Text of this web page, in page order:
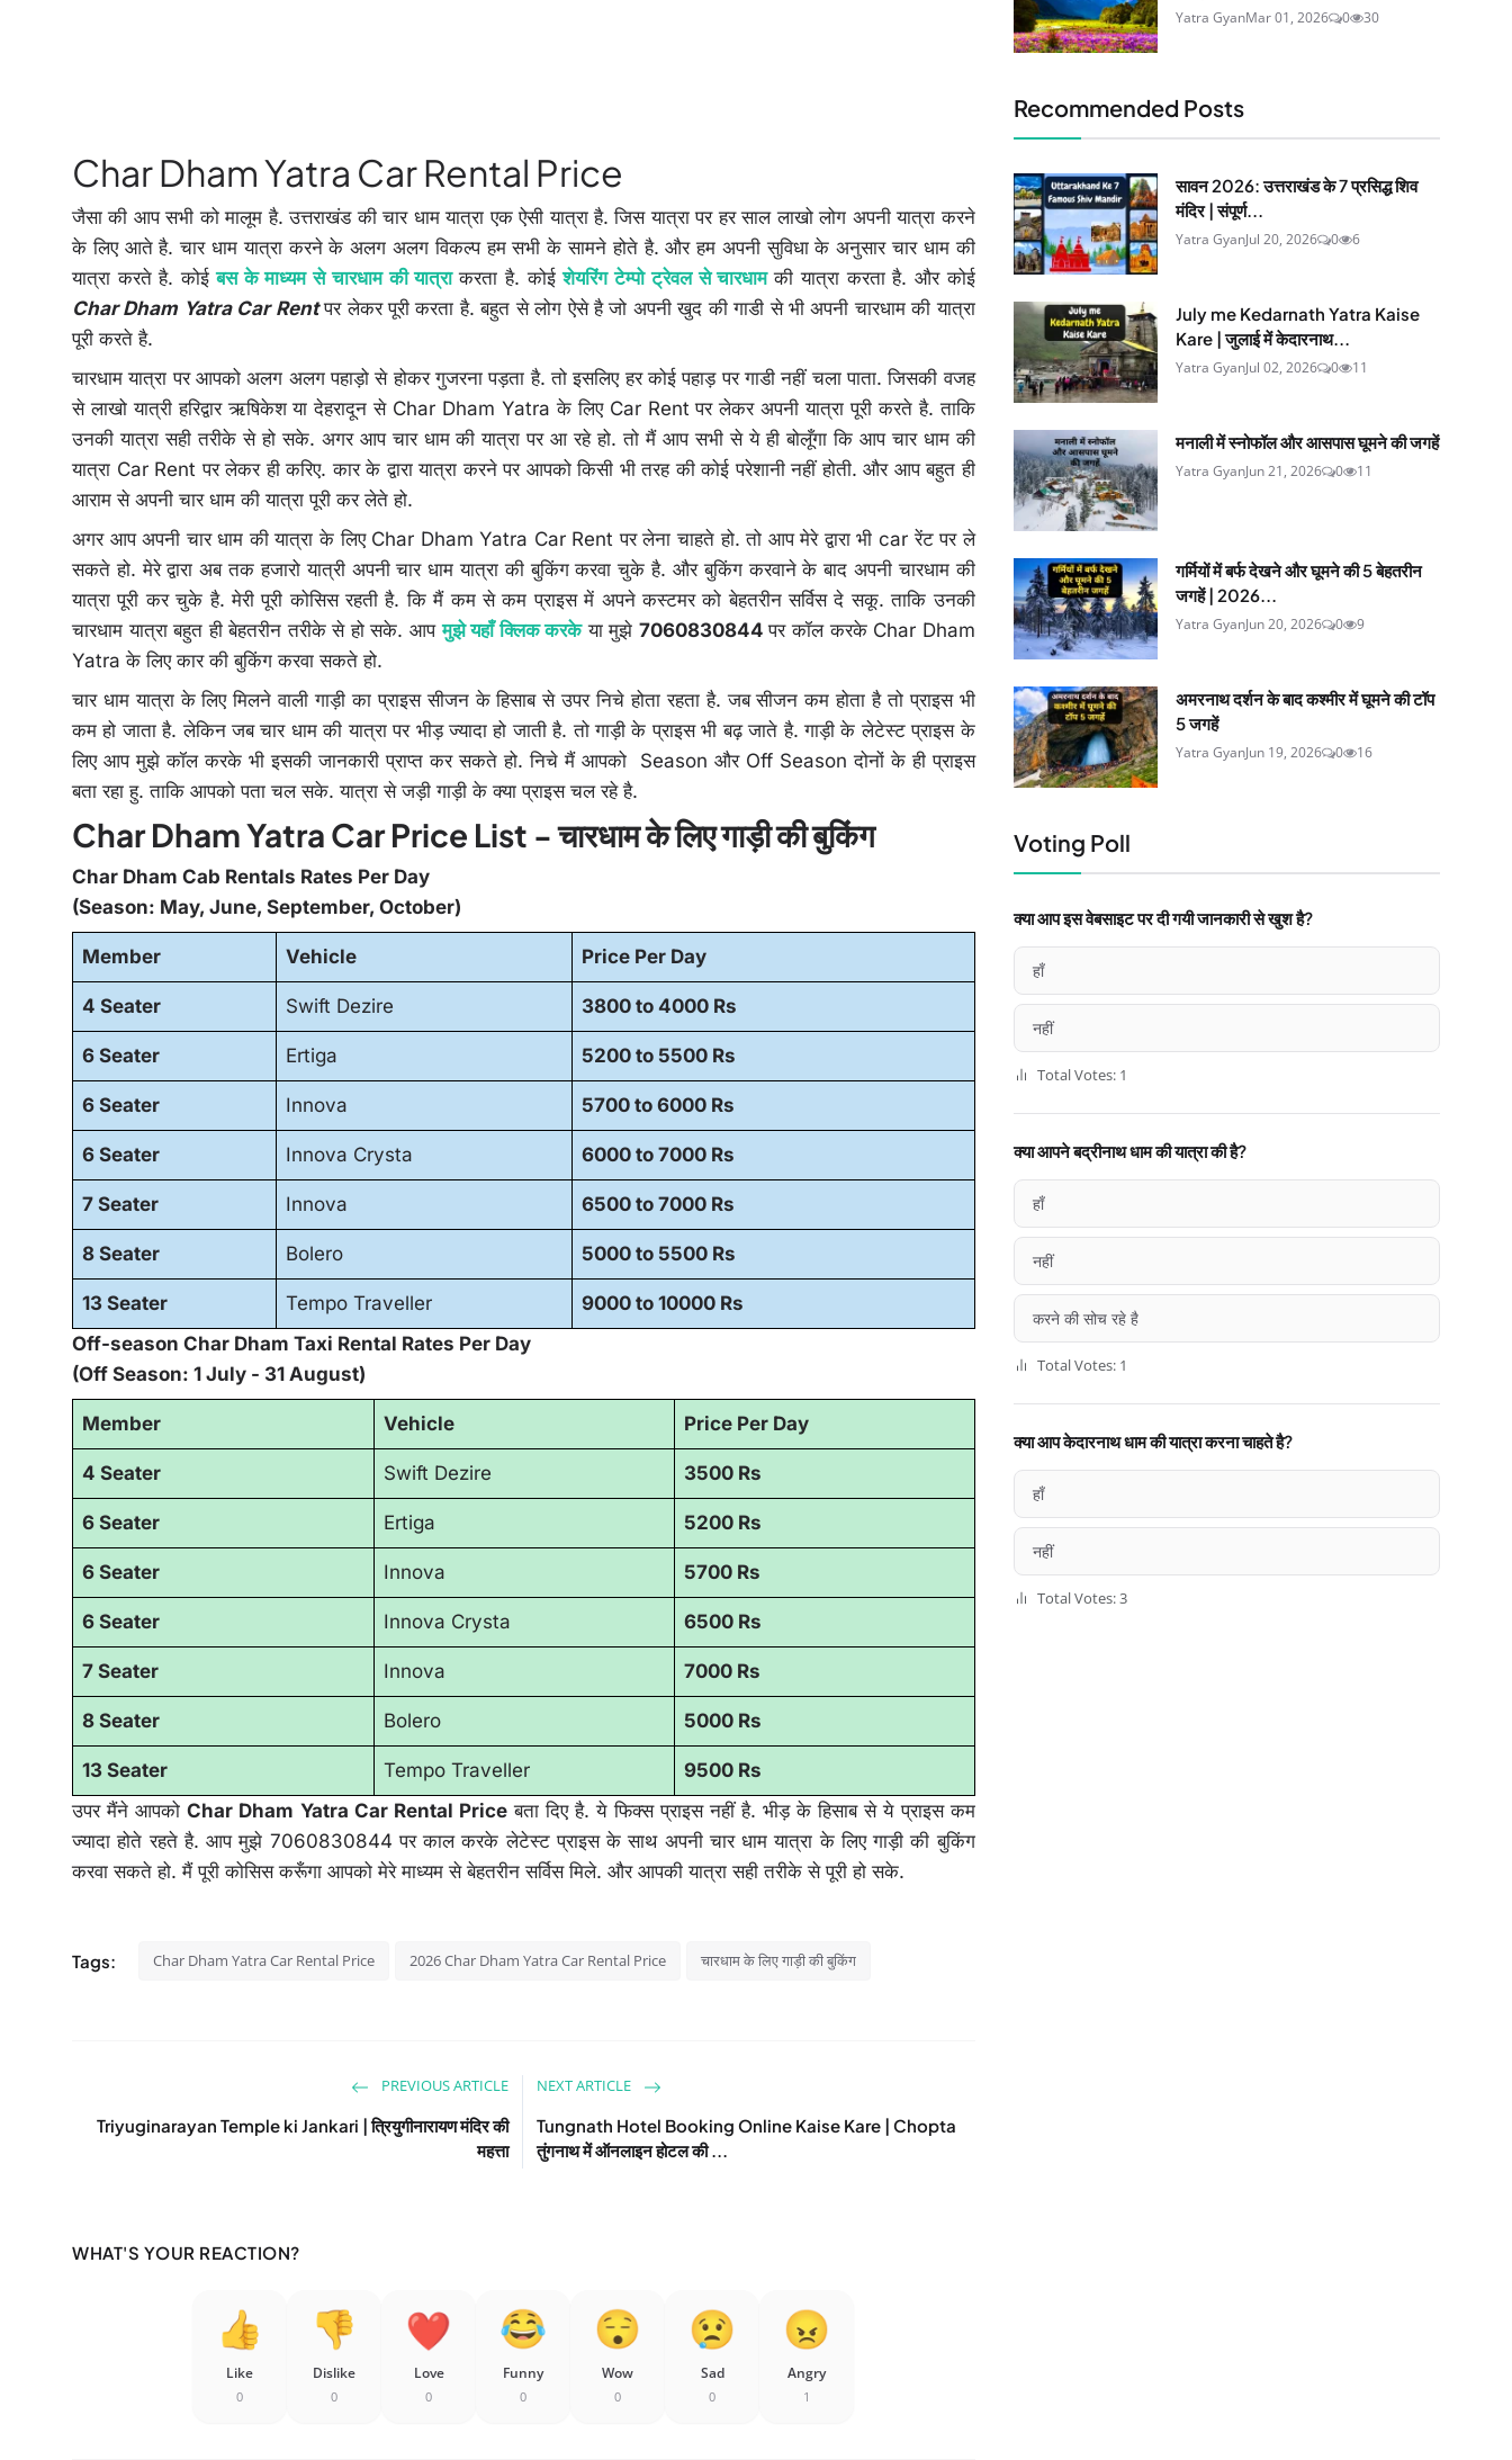
Char Dham Yatra Car Rental Price
जैसा की आप सभी को मालूम है. उत्तराखंड की चार धाम यात्रा एक ऐसी यात्रा है. जिस यात्रा पर हर साल लाखो लोग अपनी यात्रा करने
के लिए आते है. चार धाम यात्रा करने के अलग अलग विकल्प हम सभी के सामने होते है. और हम अपनी सुविधा के अनुसार चार धाम की
यात्रा करते है. कोई बस के माध्यम से चारधाम की यात्रा करता है. कोईशेयरिंग टेम्पो ट्रेवल से चारधामकी यात्रा करता है. और कोई
Char Dham Yatra Car Rentपर लेकर पूरी करता है. बहुत से लोग ऐसे है जो अपनी खुद की गाडी से भी अपनी चारधाम की यात्रा
पूरी करते है.
चारधाम यात्रा पर आपको अलग अलग पहाड़ो से होकर गुजरना पड़ता है. तो इसलिए हर कोई पहाड़ पर गाडी नहीं चला पाता. जिसकी वजह
से लाखो यात्री हरिद्वार ऋषिकेश या देहरादून से Char Dham Yatra के लिए Car Rent पर लेकर अपनी यात्रा पूरी करते है. ताकि
उनकी यात्रा सही तरीके से हो सके. अगर आप चार धाम की यात्रा पर आ रहे हो. तो मैं आप सभी से ये ही बोलूँगा कि आप चार धाम की
यात्रा Car Rent पर लेकर ही करिए. कार के द्वारा यात्रा करने पर आपको किसी भी तरह की कोई परेशानी नहीं होती. और आप बहुत ही
आराम से अपनी चार धाम की यात्रा पूरी कर लेते हो.
अगर आप अपनी चार धाम की यात्रा के लिए Char Dham Yatra Car Rent पर लेना चाहते हो. तो आप मेरे द्वारा भी car रेंट पर ले
सकते हो. मेरे द्वारा अब तक हजारो यात्री अपनी चार धाम यात्रा की बुकिंग करवा चुके है. और बुकिंग करवाने के बाद अपनी चारधाम की
यात्रा पूरी कर चुके है. मेरी पूरी कोसिस रहती है. कि मैं कम से कम प्राइस में अपने कस्टमर को बेहतरीन सर्विस दे सकू. ताकि उनकी
चारधाम यात्रा बहुत ही बेहतरीन तरीके से हो सके. आपमुझे यहाँ क्लिक करकेया मुझे 7060830844पर कॉल करके Char Dham
Yatra के लिए कार की बुकिंग करवा सकते हो.
चार धाम यात्रा के लिए मिलने वाली गाड़ी का प्राइस सीजन के हिसाब से उपर निचे होता रहता है. जब सीजन कम होता है तो प्राइस भी
कम हो जाता है. लेकिन जब चार धाम की यात्रा पर भीड़ ज्यादा हो जाती है. तो गाड़ी के प्राइस भी बढ़ जाते है. गाड़ी के लेटेस्ट प्राइस के
लिए आप मुझे कॉल करके भी इसकी जानकारी प्राप्त कर सकते हो. निचे मैं आपको Season और Off Season दोनों के ही प्राइस
बता रहा हु. ताकि आपको पता चल सके. यात्रा से जड़ी गाड़ी के क्या प्राइस चल रहे है.
Char Dham Yatra Car Price List - चारधाम के लिए गाड़ी की बुकिंग
Char Dham Cab Rentals Rates Per Day
(Season: May, June, September, October)
Member Vehicle Price Per Day
4 Seater Swift Dezire 3800 to 4000 Rs
6 Seater Ertiga 5200 to 5500 Rs
6 Seater Innova 5700 to 6000 Rs
6 Seater Innova Crysta 6000 to 7000 Rs
7 Seater Innova 6500 to 7000 Rs
8 Seater Bolero 5000 to 5500 Rs
13 Seater Tempo Traveller
9000 to 10000 Rs
Off-season Char Dham Taxi Rental Rates Per Day
(Off Season: 1 July - 31 August)
Member Vehicle Price Per Day
4 Seater Swift Dezire 3500 Rs
6 Seater Ertiga 5200 Rs
6 Seater Innova 5700 Rs
6 Seater Innova Crysta 6500 Rs
7 Seater Innova 7000 Rs
8 Seater Bolero 5000 Rs
13 Seater Tempo Traveller
9500 Rs
उपर मैंने आपकोChar Dham Yatra Car Rental Priceबता दिए है. ये फिक्स प्राइस नहीं है. भीड़ के हिसाब से ये प्राइस कम
ज्यादा होते रहते है. आप मुझे 7060830844 पर काल करके लेटेस्ट प्राइस के साथ अपनी चार धाम यात्रा के लिए गाड़ी की बुकिंग
करवा सकते हो. मैं पूरी कोसिस करूँगा आपको मेरे माध्यम से बेहतरीन सर्विस मिले. और आपकी यात्रा सही तरीके से पूरी हो सके.
Tags: Char Dham Yatra Car Rental Price 2026 Char Dham Yatra Car Rental Price चारधाम के लिए गाड़ी की बुकिंग
PREVIOUS ARTICLE
Triyuginarayan Temple ki Jankari | त्रियुगीनारायण मंदिर की
महत्ता
NEXT ARTICLE
Tungnath Hotel Booking Online Kaise Kare | Chopta
तुंगनाथ में ऑनलाइन होटल की ...
WHAT'S YOUR REACTION?
Like
0
Dislike
0
Love
0
Funny
0
Wow
0
Sad
0
Angry
1
Yatra GyanMar 01, 2026 0 30
Recommended Posts
सावन 2026: उत्तराखंड के 7 प्रसिद्ध शिव
मंदिर | संपूर्ण...
Yatra GyanJul 20, 2026 0 6
July me Kedarnath Yatra Kaise
Kare | जुलाई में केदारनाथ...
Yatra GyanJul 02, 2026 0 11
मनाली में स्नोफॉल और आसपास घूमने की जगहें
Yatra GyanJun 21, 2026 0 11
गर्मियों में बर्फ देखने और घूमने की 5 बेहतरीन
जगहें | 2026...
Yatra GyanJun 20, 2026 0 9
अमरनाथ दर्शन के बाद कश्मीर में घूमने की टॉप
5 जगहें
Yatra GyanJun 19, 2026 0 16
Voting Poll
क्या आप इस वेबसाइट पर दी गयी जानकारी से खुश है?
हाँ
नहीं
Total Votes: 1
क्या आपने बद्रीनाथ धाम की यात्रा की है?
हाँ
नहीं
करने की सोच रहे है
Total Votes: 1
क्या आप केदारनाथ धाम की यात्रा करना चाहते है?
हाँ
नहीं
Total Votes: 3